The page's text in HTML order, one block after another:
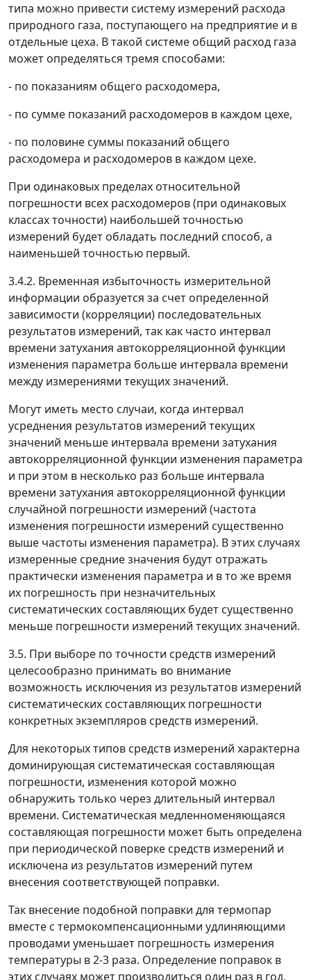
типа можно привести систему измерений расхода
природного газа, поступающего на предприятие и в
отдельные цеха. В такой системе общий расход газа
может определяться тремя способами:
- по показаниям общего расходомера,
- по сумме показаний расходомеров в каждом цехе,
- по половине суммы показаний общего
расходомера и расходомеров в каждом цехе.
При одинаковых пределах относительной
погрешности всех расходомеров (при одинаковых
классах точности) наибольшей точностью
измерений будет обладать последний способ, а
наименьшей точностью первый.
3.4.2. Временная избыточность измерительной
информации образуется за счет определенной
зависимости (корреляции) последовательных
результатов измерений, так как часто интервал
времени затухания автокорреляционной функции
изменения параметра больше интервала времени
между измерениями текущих значений.
Могут иметь место случаи, когда интервал
усреднения результатов измерений текущих
значений меньше интервала времени затухания
автокорреляционной функции изменения параметра
и при этом в несколько раз больше интервала
времени затухания автокорреляционной функции
случайной погрешности измерений (частота
изменения погрешности измерений существенно
выше частоты изменения параметра). В этих случаях
измеренные средние значения будут отражать
практически изменения параметра и в то же время
их погрешность при незначительных
систематических составляющих будет существенно
меньше погрешности измерений текущих значений.
3.5. При выборе по точности средств измерений
целесообразно принимать во внимание
возможность исключения из результатов измерений
систематических составляющих погрешности
конкретных экземпляров средств измерений.
Для некоторых типов средств измерений характерна
доминирующая систематическая составляющая
погрешности, изменения которой можно
обнаружить только через длительный интервал
времени. Систематическая медленноменяющаяся
составляющая погрешности может быть определена
при периодической поверке средств измерений и
исключена из результатов измерений путем
внесения соответствующей поправки.
Так внесение подобной поправки для термопар
вместе с термокомпенсационными удлиняющими
проводами уменьшает погрешность измерения
температуры в 2-3 раза. Определение поправок в
этих случаях может производиться один раз в год.